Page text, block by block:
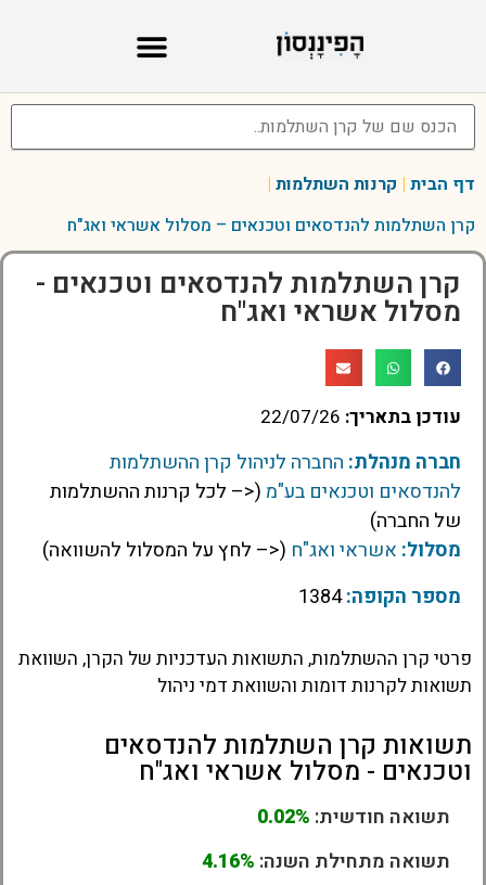
דף הבית | קרנות השתלמות |
קרן השתלמות להנדסאים וטכנאים – מסלול אשראי ואג"ח
קרן השתלמות להנדסאים וטכנאים -
מסלול אשראי ואג"ח
עודכן בתאריך: 22/07/26
חברה מנהלת: החברה לניהול קרן ההשתלמות
להנדסאים וטכנאים בע"מ (<– לכל קרנות ההשתלמות
של החברה)
מסלול: אשראי ואג"ח (<– לחץ על המסלול להשוואה)
מספר הקופה:1384
פרטי קרן ההשתלמות, התשואות העדכניות של הקרן, השוואת
תשואות לקרנות דומות והשוואת דמי ניהול
תשואות קרן השתלמות להנדסאים
וטכנאים - מסלול אשראי ואג"ח
תשואה חודשית: 0.02%
תשואה מתחילת השנה: 4.16%